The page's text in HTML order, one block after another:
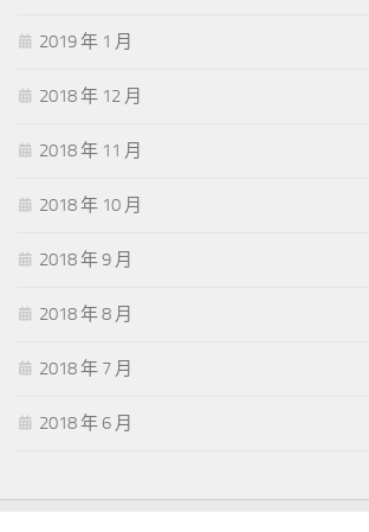
2019 年 1 月
2018 年 12 月
2018 年 11 月
2018 年 10 月
2018 年 9 月
2018 年 8 月
2018 年 7 月
2018 年 6 月